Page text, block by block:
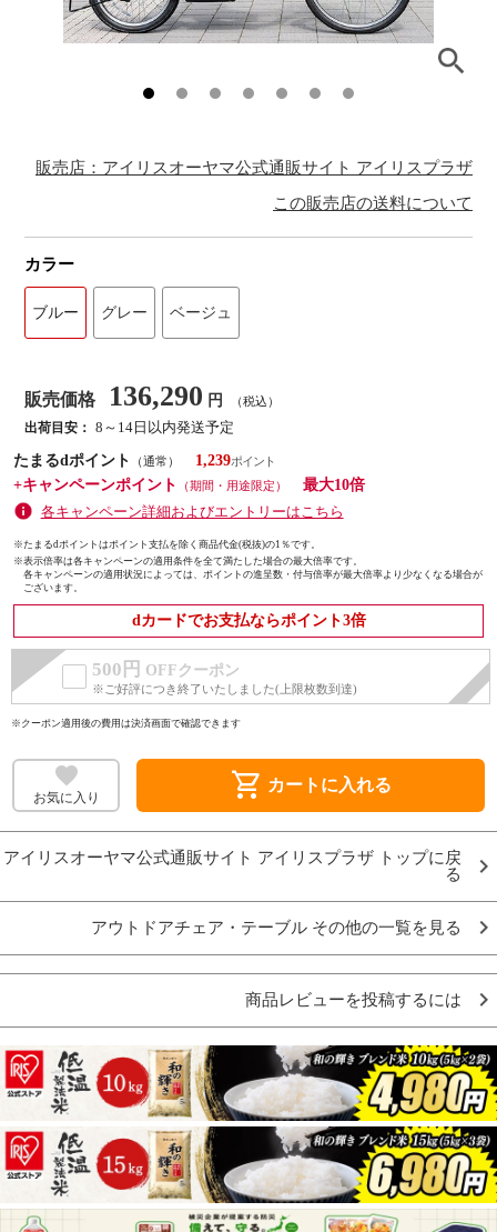
販売店：アイリスオーヤマ公式通販サイト アイリスプラザ
この販売店の送料について
カラー
ブルー グレー ベージュ
販売価格 136,290 円 （税込）
出荷目安： 8～14日以内発送予定
たまるdポイント
（通常）
1,239
+キャンペーンポイント
（期間・用途限定）
最大10倍
各キャンペーン詳細およびエントリーはこちら
※たまるdポイントはポイント支払を除く商品代金(税抜)の1％です。
※表示倍率は各キャンペーンの適用条件を全て満たした場合の最大倍率です。
各キャンペーンの適用状況によっては、ポイントの進呈数・付与倍率が最大倍率より少なくなる場合が
ございます。
dカードでお支払ならポイント3倍
500円 OFFクーポン
※ご好評につき終了いたしました(上限枚数到達)
※クーポン適用後の費用は決済画面で確認できます
お気に入り shopping_cart カートに入れる
アイリスオーヤマ公式通販サイト アイリスプラザ トップに戻
る
アウトドアチェア・テーブル その他の一覧を見る
商品レビューを投稿するには